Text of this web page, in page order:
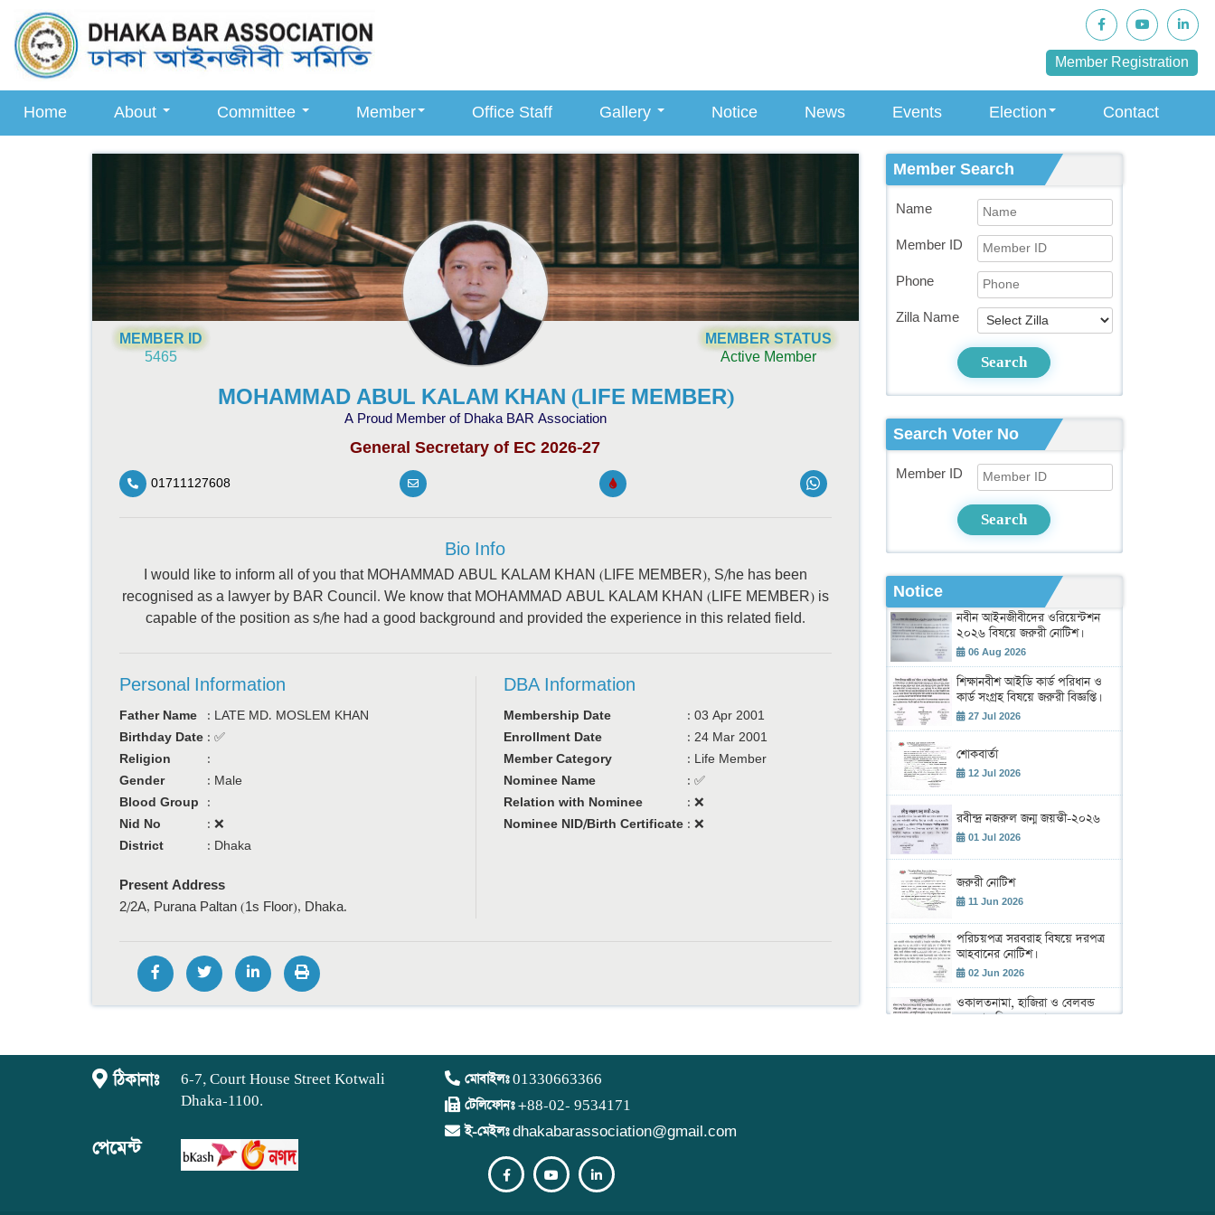
Member Registration
Home About Committee Member Office Staff Gallery Notice News Events Election Contact
MEMBER ID
5465
MEMBER STATUS
Active Member
MOHAMMAD ABUL KALAM KHAN (LIFE MEMBER)
A Proud Member of Dhaka BAR Association
General Secretary of EC 2026-27
01711127608
Bio Info
I would like to inform all of you that MOHAMMAD ABUL KALAM KHAN (LIFE MEMBER), S/he has been
recognised as a lawyer by BAR Council. We know that MOHAMMAD ABUL KALAM KHAN (LIFE MEMBER) is
capable of the position as s/he had a good background and provided the experience in this related field.
Personal Information
Father Name : LATE MD. MOSLEM KHAN
Birthday Date : ✅
Religion
:
Gender
: Male
Blood Group
:
Nid No
: ❌
District
: Dhaka
Present Address
2/2A, Purana Paltan (1s Floor), Dhaka.
DBA Information
Membership Date : 03 Apr 2001
Enrollment Date
: 24 Mar 2001
Member Category
: Life Member
Nominee Name
: ✅
Relation with Nominee
: ❌
Nominee NID/Birth Certificate : ❌
Member Search
Name
Member ID
Phone
Zilla Name
Search
Search Voter No
Member ID
Search
Notice
নবীন আইনজীবীদের ওরিয়েন্টশন
২০২৬ বিষয়ে জরুরী নোটিশ।
06 Aug 2026
শিক্ষানবীশ আইডি কার্ড পরিধান ও
কার্ড সংগ্রহ বিষয়ে জরুরী বিজ্ঞপ্তি।
27 Jul 2026
শোকবার্তা
12 Jul 2026
রবীন্দ্র নজরুল জন্ম জয়ন্তী-২০২৬
01 Jul 2026
জরুরী নোটিশ
11 Jun 2026
পরিচয়পত্র সরবরাহ বিষয়ে দরপত্র
আহবানের নোটিশ।
02 Jun 2026
ওকালতনামা, হাজিরা ও বেলবন্ড
সরবরাহ বিষয়ে দরপত্র।
ঠিকানাঃ
পেমেন্ট
6-7, Court House Street Kotwali
Dhaka-1100.
মোবাইলঃ01330663366
টেলিফোনঃ+88-02- 9534171
ই-মেইলঃdhakabarassociation@gmail.com